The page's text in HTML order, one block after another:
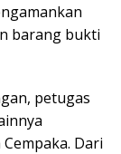
barang bukti
petugas
Dari